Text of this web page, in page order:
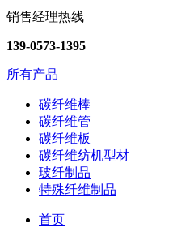
销售经理热线
139-0573-1395
所有产品
碳纤维棒
碳纤维管
碳纤维板
碳纤维纺机型材
玻纤制品
特殊纤维制品
首页